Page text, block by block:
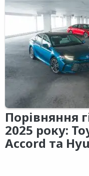
Порівняння
2025 року:
Accord та